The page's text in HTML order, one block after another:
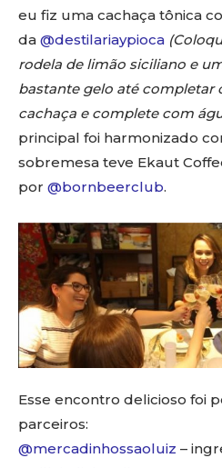
eu fiz uma cachaça tônica
da @destilariaypioca
rodela de limão siciliano e
bastante gelo até completar
cachaça e complete com
principal foi harmonizado
sobremesa teve Ekaut
por @bornbeerclub.
Esse encontro delicioso foi
parceiros:
@mercadinhossaoluiz –